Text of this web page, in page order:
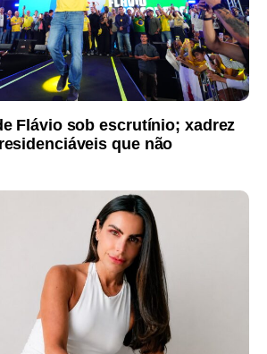
Flávio sob escrutínio; xadrez
que não